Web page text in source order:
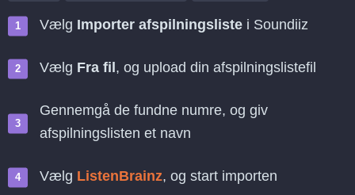
Vælg Importer afspilningsliste i Soundiiz
Vælg Fra fil , og upload din afspilningslistefil
Gennemgå de fundne numre, og giv
afspilningslisten et navn
Vælg ListenBrainz, og start importen